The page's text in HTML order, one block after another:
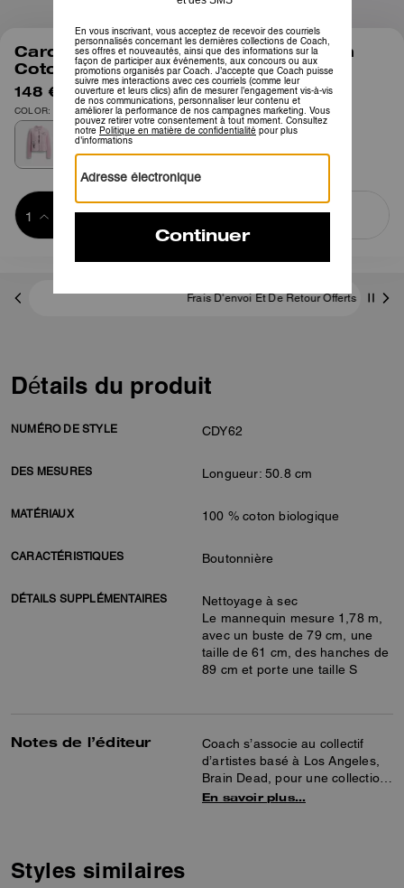
1/5
Cardigan Brain Dead Kachi Mouse en
Coton Biologique Coach
148 € 295 €
COLOR: Rose
Ajouter au
Frais D'envoi Et De Retour Offerts
Détails du produit
NUMÉRO DE STYLE CDY62
DES MESURES Longueur: 50.8 cm
MATÉRIAUX 100 % coton biologique
CARACTÉRISTIQUES Boutonnière
DÉTAILS SUPPLÉMENTAIRES
Nettoyage à sec
Le mannequin mesure 1,78 m,
avec un buste de 79 cm, une
taille de 61 cm, des hanches de
89 cm et porte une taille S
Notes de l’éditeur
Coach s’associe au collectif
d’artistes basé à Los Angeles,
Brain Dead, pour une collection
spéciale qui célèbre l’art de la
En savoir plus…
Styles similaires